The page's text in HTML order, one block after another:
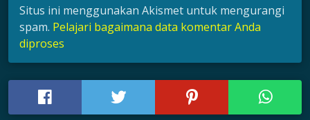
Situs ini menggunakan Akismet untuk mengurangi
spam. Pelajari bagaimana data komentar Anda
diproses